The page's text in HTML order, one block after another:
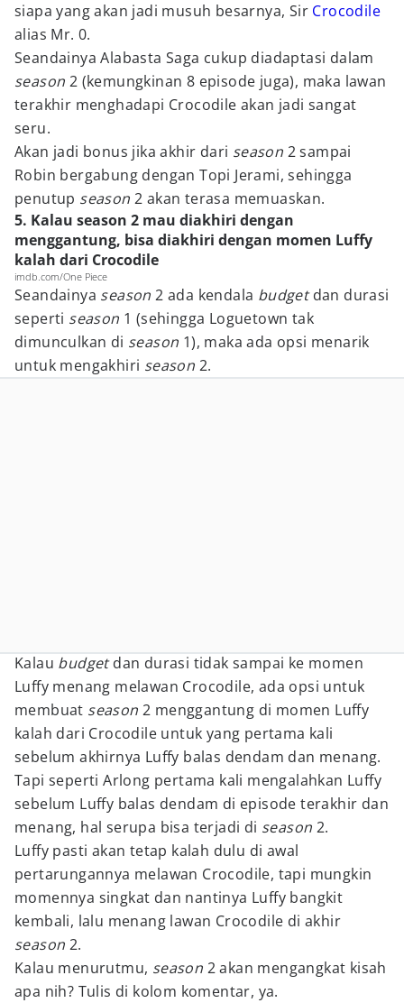
siapa yang akan jadi musuh besarnya, Sir Crocodile
alias Mr. 0.
Seandainya Alabasta Saga cukup diadaptasi dalam
season 2 (kemungkinan 8 episode juga), maka lawan
terakhir menghadapi Crocodile akan jadi sangat
seru.
Akan jadi bonus jika akhir dari season 2 sampai
Robin bergabung dengan Topi Jerami, sehingga
penutup season2 akan terasa memuaskan.
5. Kalau season 2 mau diakhiri dengan
menggantung, bisa diakhiri dengan momen Luffy
kalah dari Crocodile
imdb.com/One Piece
Seandainya season2 ada kendala budgetdan durasi
seperti season 1 (sehingga Loguetown tak
dimunculkan di season 1), maka ada opsi menarik
untuk mengakhiri season 2.
Kalau budgetdan durasi tidak sampai ke momen
Luffy menang melawan Crocodile, ada opsi untuk
membuat season2 menggantung di momen Luffy
kalah dari Crocodile untuk yang pertama kali
sebelum akhirnya Luffy balas dendam dan menang.
Tapi seperti Arlong pertama kali mengalahkan Luffy
sebelum Luffy balas dendam di episode terakhir dan
menang, hal serupa bisa terjadi di season 2.
Luffy pasti akan tetap kalah dulu di awal
pertarungannya melawan Crocodile, tapi mungkin
momennya singkat dan nantinya Luffy bangkit
kembali, lalu menang lawan Crocodile di akhir
season 2.
Kalau menurutmu, season 2 akan mengangkat kisah
apa nih? Tulis di kolom komentar, ya.